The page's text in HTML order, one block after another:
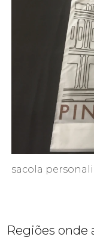
sacola
Regiões onde